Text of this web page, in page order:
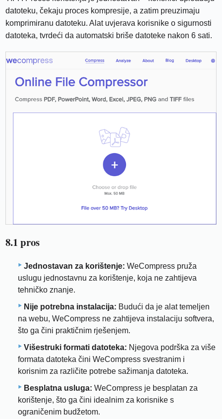
datoteku, čekaju proces kompresije, a zatim preuzimaju
komprimiranu datoteku. Alat uvjerava korisnike o sigurnosti
datoteka, tvrdeći da automatski briše datoteke nakon 6 sati.
8.1 pros
Jednostavan za korištenje: WeCompress pruža
uslugu jednostavnu za korištenje, koja ne zahtijeva
tehničko znanje.
Nije potrebna instalacija: Budući da je alat temeljen
na webu, WeCompress ne zahtijeva instalaciju softvera,
što ga čini praktičnim rješenjem.
Višestruki formati datoteka: Njegova podrška za više
formata datoteka čini WeCompress svestranim i
korisnim za različite potrebe sažimanja datoteka.
Besplatna usluga: WeCompress je besplatan za
korištenje, što ga čini idealnim za korisnike s
ograničenim budžetom.